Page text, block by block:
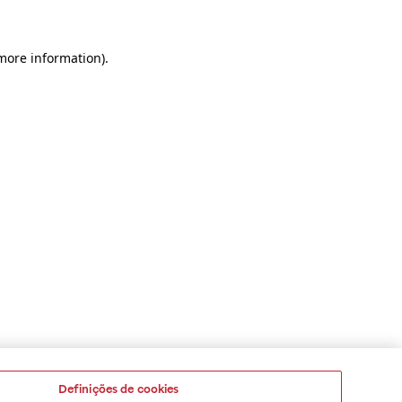
information).
Definições de cookies